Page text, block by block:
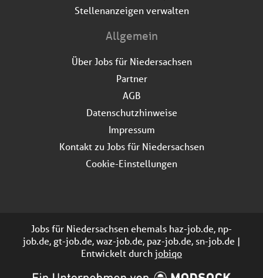
Stellenanzeigen verwalten
Allgemein
Über Jobs für Niedersachsen
Partner
AGB
Datenschutzhinweise
Impressum
Kontakt zu Jobs für Niedersachsen
Cookie-Einstellungen
Jobs für Niedersachsen ehemals haz-job.de, np-
job.de, gt-job.de, waz-job.de, paz-job.de, sn-job.de |
Entwickelt durchjobiqo